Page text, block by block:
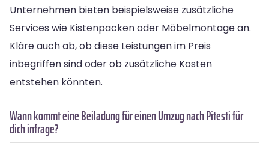
Unternehmen bieten beispielsweise zusätzliche
Services wie Kistenpacken oder Möbelmontage an.
Kläre auch ab, ob diese Leistungen im Preis
inbegriffen sind oder ob zusätzliche Kosten
entstehen könnten.
Wann kommt eine Beiladung für einen Umzug nach Pitesti für
dich infrage?